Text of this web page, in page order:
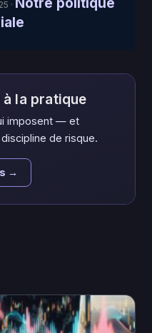
·
à la pratique
imposent — et
de risque.
→